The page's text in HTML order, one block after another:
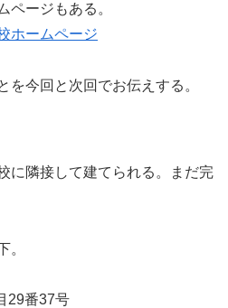
ページもある。
ホームページ
を今回と次回でお伝えする。
に隣接して建てられる。まだ完
。
29番37号